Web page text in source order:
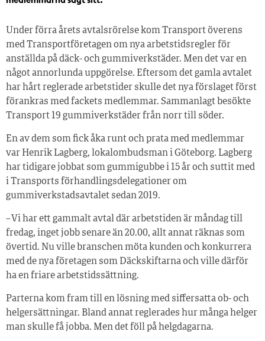
Under förra årets avtalsrörelse kom Transport överens
med Transportföretagen om nya arbetstidsregler för
anställda på däck- och gummiverkstäder. Men det var en
något annorlunda uppgörelse. Eftersom det gamla avtalet
har hårt reglerade arbetstider skulle det nya förslaget först
förankras med fackets medlemmar. Sammanlagt besökte
Transport 19 gummiverkstäder från norr till söder.
En av dem som fick åka runt och prata med medlemmar
var Henrik Lagberg, lokalombudsman i Göteborg. Lagberg
har tidigare jobbat som gummigubbe i 15 år och suttit med
i Transports förhandlingsdelegationer om
gummiverkstadsavtalet sedan 2019.
– Vi har ett gammalt avtal där arbetstiden är måndag till
fredag, inget jobb senare än 20.00, allt annat räknas som
övertid. Nu ville branschen möta kunden och konkurrera
med de nya företagen som Däckskiftarna och ville därför
ha en friare arbetstidssättning.
Parterna kom fram till en lösning med siffersatta ob- och
helgersättningar. Bland annat reglerades hur många helger
man skulle få jobba. Men det föll på helgdagarna.